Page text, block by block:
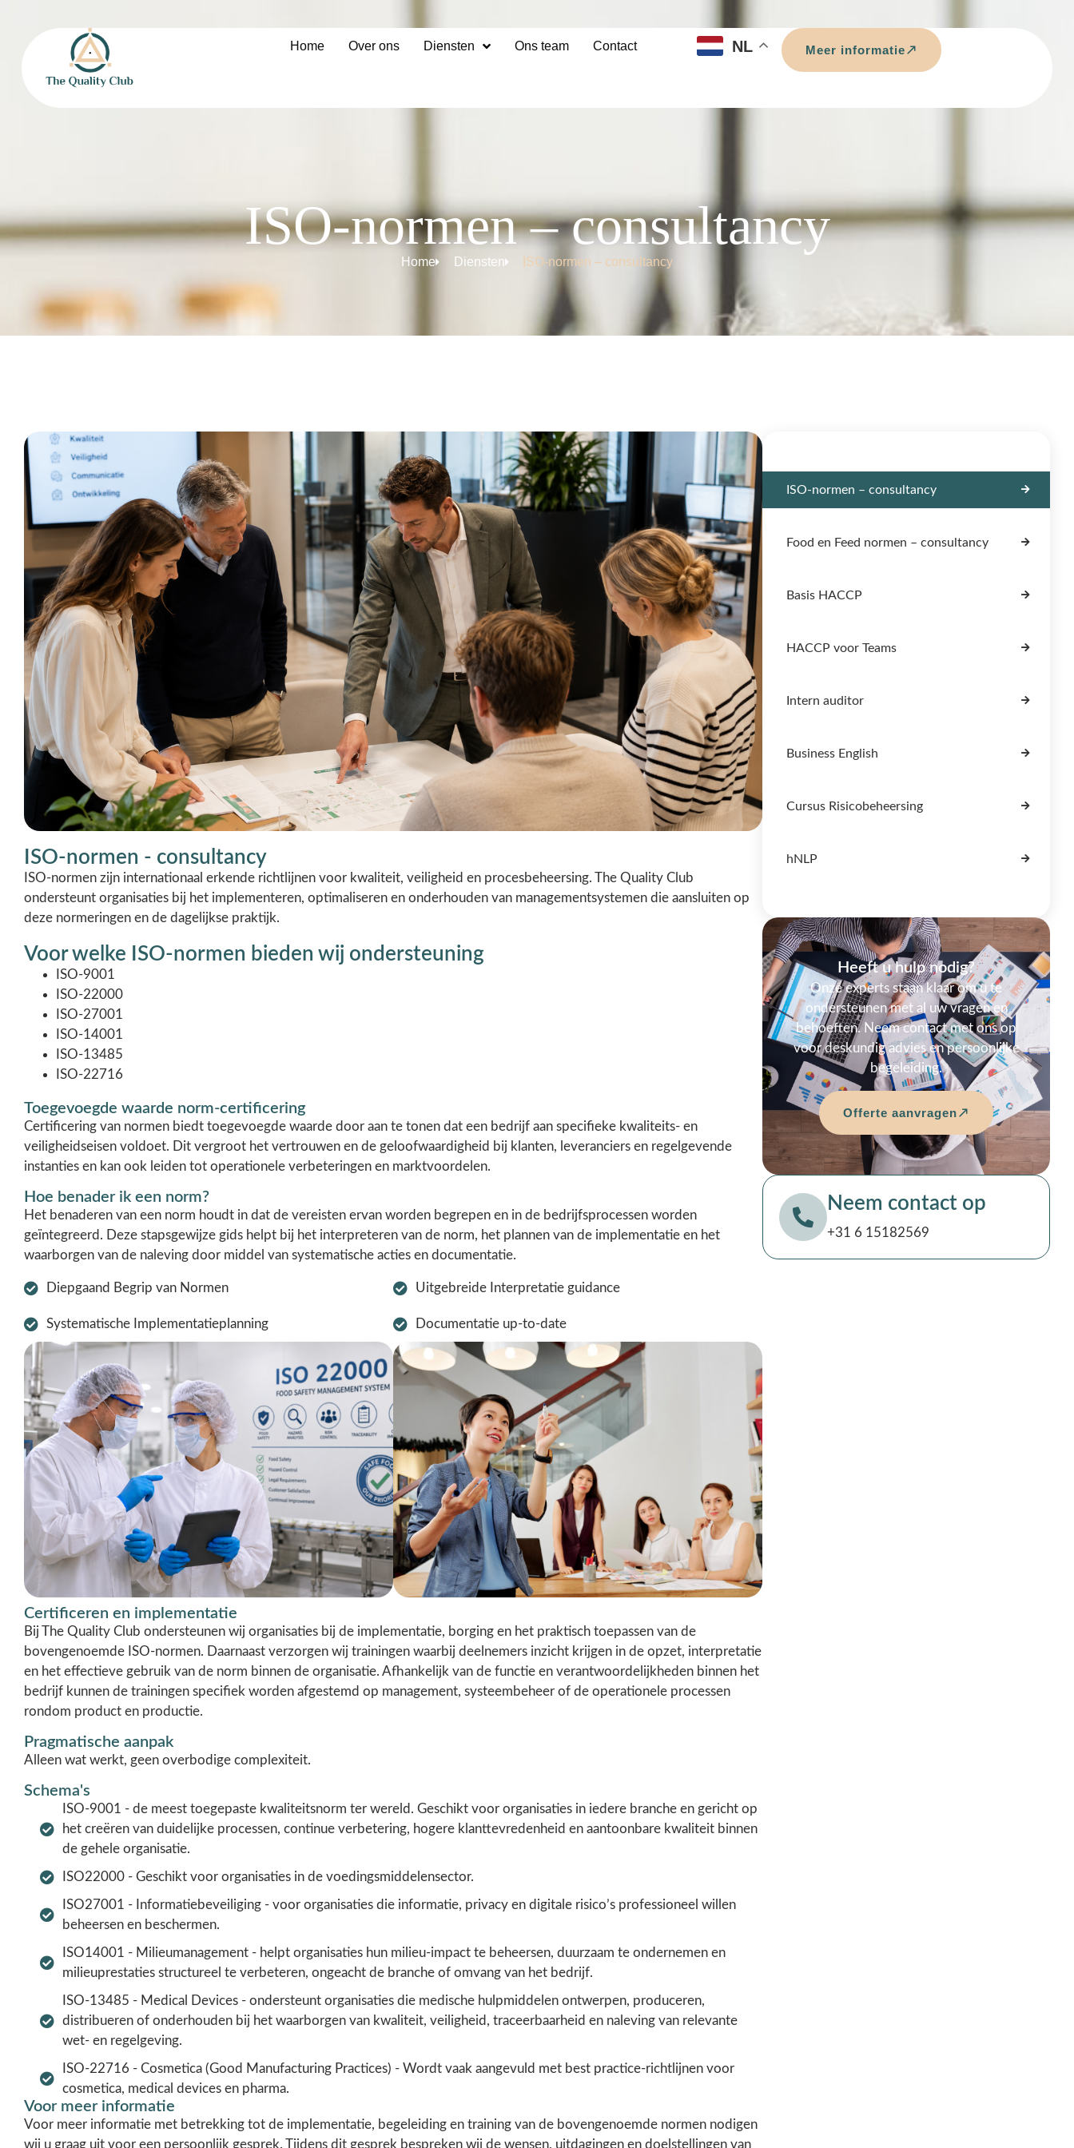
Home Over ons Diensten Ons team Contact NL Meer informatie
ISO-normen – consultancy
Home Diensten ISO-normen – consultancy
ISO-normen - consultancy
ISO-normen zijn internationaal erkende richtlijnen voor kwaliteit, veiligheid en procesbeheersing. The Quality Club
ondersteunt organisaties bij het implementeren, optimaliseren en onderhouden van managementsystemen die aansluiten op
deze normeringen en de dagelijkse praktijk.
Voor welke ISO-normen bieden wij ondersteuning
ISO-9001
ISO-22000
ISO-27001
ISO-14001
ISO-13485
ISO-22716
Toegevoegde waarde norm-certificering
Certificering van normen biedt toegevoegde waarde door aan te tonen dat een bedrijf aan specifieke kwaliteits- en
veiligheidseisen voldoet. Dit vergroot het vertrouwen en de geloofwaardigheid bij klanten, leveranciers en regelgevende
instanties en kan ook leiden tot operationele verbeteringen en marktvoordelen.
Hoe benader ik een norm?
Het benaderen van een norm houdt in dat de vereisten ervan worden begrepen en in de bedrijfsprocessen worden
geïntegreerd. Deze stapsgewijze gids helpt bij het interpreteren van de norm, het plannen van de implementatie en het
waarborgen van de naleving door middel van systematische acties en documentatie.
Diepgaand Begrip van Normen
Systematische Implementatieplanning
Uitgebreide Interpretatie guidance
Documentatie up-to-date
Certificeren en implementatie
Bij The Quality Club ondersteunen wij organisaties bij de implementatie, borging en het praktisch toepassen van de
bovengenoemde ISO-normen. Daarnaast verzorgen wij trainingen waarbij deelnemers inzicht krijgen in de opzet, interpretatie
en het effectieve gebruik van de norm binnen de organisatie. Afhankelijk van de functie en verantwoordelijkheden binnen het
bedrijf kunnen de trainingen specifiek worden afgestemd op management, systeembeheer of de operationele processen
rondom product en productie.
Pragmatische aanpak
Alleen wat werkt, geen overbodige complexiteit.
Schema's
ISO-9001 - de meest toegepaste kwaliteitsnorm ter wereld. Geschikt voor organisaties in iedere branche en gericht op
het creëren van duidelijke processen, continue verbetering, hogere klanttevredenheid en aantoonbare kwaliteit binnen
de gehele organisatie.
ISO22000 - Geschikt voor organisaties in de voedingsmiddelensector.
ISO27001 - Informatiebeveiliging - voor organisaties die informatie, privacy en digitale risico’s professioneel willen
beheersen en beschermen.
ISO14001 - Milieumanagement - helpt organisaties hun milieu-impact te beheersen, duurzaam te ondernemen en
milieuprestaties structureel te verbeteren, ongeacht de branche of omvang van het bedrijf.
ISO-13485 - Medical Devices - ondersteunt organisaties die medische hulpmiddelen ontwerpen, produceren,
distribueren of onderhouden bij het waarborgen van kwaliteit, veiligheid, traceerbaarheid en naleving van relevante
wet- en regelgeving.
ISO-22716 - Cosmetica (Good Manufacturing Practices) - Wordt vaak aangevuld met best practice-richtlijnen voor
cosmetica, medical devices en pharma.
Voor meer informatie
Voor meer informatie met betrekking tot de implementatie, begeleiding en training van de bovengenoemde normen nodigen
wij u graag uit voor een persoonlijk gesprek. Tijdens dit gesprek bespreken wij de wensen, uitdagingen en doelstellingen van
ISO-normen – consultancy
Food en Feed normen – consultancy
Basis HACCP
HACCP voor Teams
Intern auditor
Business English
Cursus Risicobeheersing
hNLP
Heeft u hulp nodig?
Onze experts staan klaar om u te
ondersteunen met al uw vragen en
behoeften. Neem contact met ons op
voor deskundig advies en persoonlijke
begeleiding.
Offerte aanvragen
Neem contact op
+31 6 15182569